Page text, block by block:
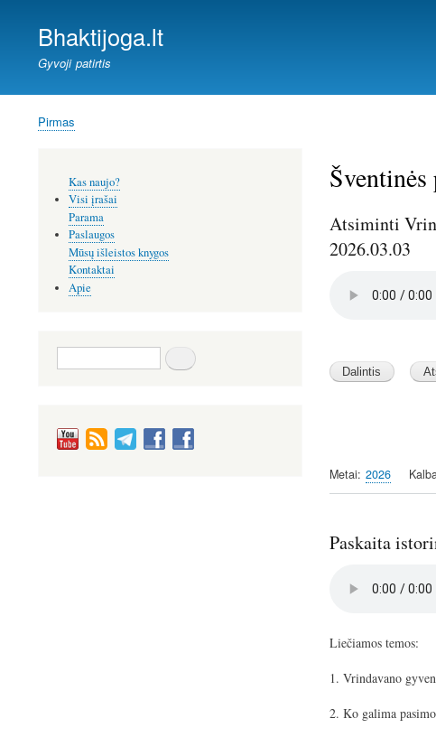
Bhaktijoga.lt
Gyvoji patirtis
Kelias
Pirmas
Šventinės
Atsiminti
2026.03.03
Metai 2026
Paskaita
Liečiamos temos:
1. Vrindavano
2. Ko galima
meniu
Kas naujo?
Visi įrašai
Parama
Paslaugos
Mūsų išleistos knygos
Kontaktai
Apie
Paieška